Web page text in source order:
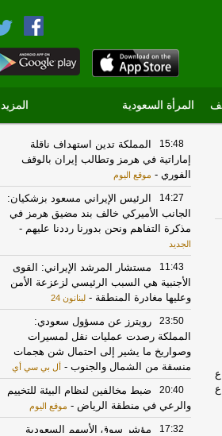
المرأة السعودية المزيد
15:48
المملكة تدين استهداف ناقلة
إماراتية في هرمز وتطالب إيران بالوقف
الفوري - موقع اليوم
14:27
الرئيس الإيراني مسعود بزشكيان:
الجانب الأميركي خالف بند مضيق هرمز في
مذكرة التفاهم ونحن بدورنا رددنا عليهم -
الجديد
11:43
مستشار المرشد الإيراني: القوى
الأجنبية هي السبب الرئيسي لزعزعة الأمن
وعليها مغادرة المنطقة - لبنانون 24
23:50
رويترز عن مسؤول سعودي:
المملكة رصدت عمليات نقل لمسيرات
وصواريخ ما يشير إلى احتمال شن هجمات
منسقة من الشمال والجنوب - أل بي سي أي
20:40
ضبط مخالفين لنظام البيئة للتخييم
والرعي في منطقة الرياض - موقع اليوم
17:32
مؤشر سوق الأسهم السعودية